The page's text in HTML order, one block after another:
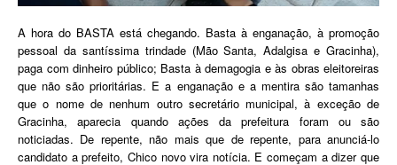
A hora do BASTA está chegando. Basta à enganação, à promoção
pessoal da santíssima trindade (Mão Santa, Adalgisa e Gracinha),
paga com dinheiro público; Basta à demagogia e às obras eleitoreiras
que não são prioritárias. E a enganação e a mentira são tamanhas
que o nome de nenhum outro secretário municipal, à exceção de
Gracinha, aparecia quando ações da prefeitura foram ou são
noticiadas. De repente, não mais que de repente, para anunciá-lo
candidato a prefeito, Chico novo vira notícia. E começam a dizer que